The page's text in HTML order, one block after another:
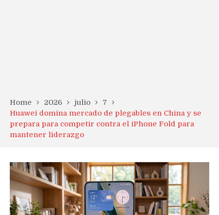
Home 2026 julio
7
Huawei domina mercado de plegables en China y se
prepara para competir contra el iPhone Fold para
mantener liderazgo